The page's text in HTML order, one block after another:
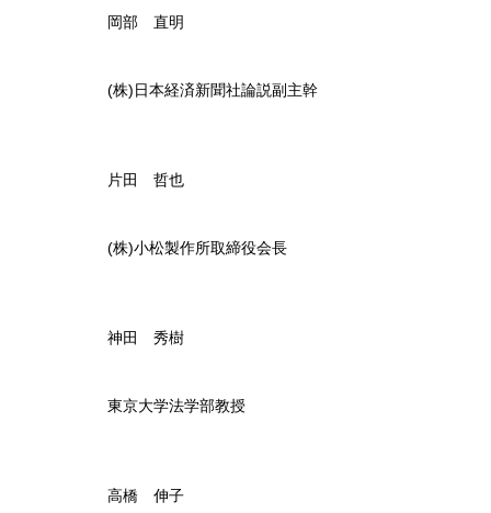
岡部 直明
(株)日本経済新聞社論説副主幹
片田 哲也
(株)小松製作所取締役会長
神田 秀樹
東京大学法学部教授
高橋 伸子